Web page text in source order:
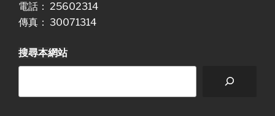
電話： 25602314
傳真： 30071314
搜尋本網站